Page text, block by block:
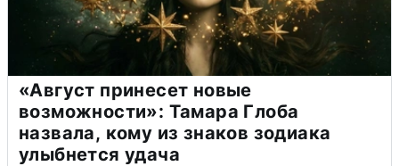
«Август принесет новые
возможности»: Тамара Глоба
назвала, кому из знаков зодиака
улыбнется удача